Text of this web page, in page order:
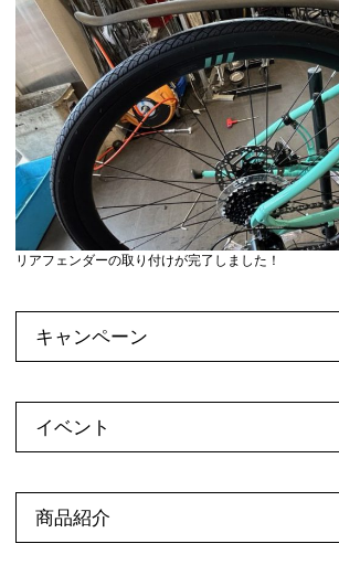
リアフェンダーの取り付けが完了しました！
キャンペーン
イベント
商品紹介